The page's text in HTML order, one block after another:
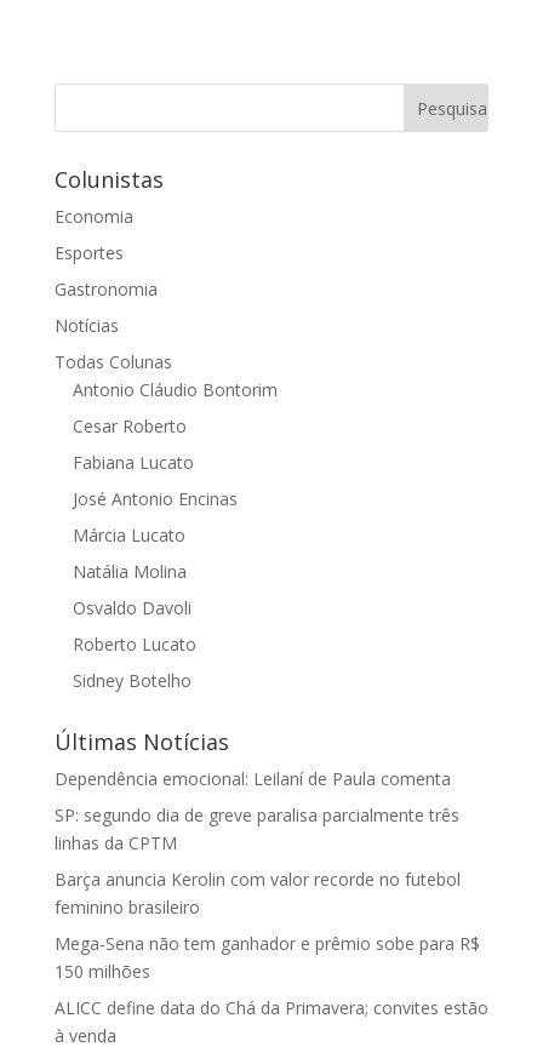
Colunistas
Economia
Esportes
Gastronomia
Notícias
Todas Colunas
Antonio Cláudio Bontorim
Cesar Roberto
Fabiana Lucato
José Antonio Encinas
Márcia Lucato
Natália Molina
Osvaldo Davoli
Roberto Lucato
Sidney Botelho
Últimas Notícias
Dependência emocional: Leilaní de Paula comenta
SP: segundo dia de greve paralisa parcialmente três
linhas da CPTM
Barça anuncia Kerolin com valor recorde no futebol
feminino brasileiro
Mega-Sena não tem ganhador e prêmio sobe para R$
150 milhões
ALICC define data do Chá da Primavera; convites estão
à venda